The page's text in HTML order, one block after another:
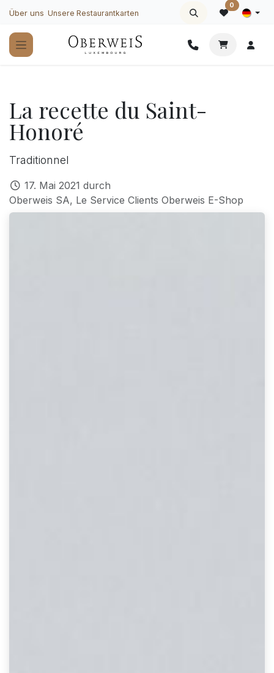
Zum Inhalt springen
Über uns Unsere Restaurantkarten
0
La recette du Saint-
Honoré
Traditionnel
17. Mai 2021 durch
Oberweis SA, Le Service Clients Oberweis E-Shop